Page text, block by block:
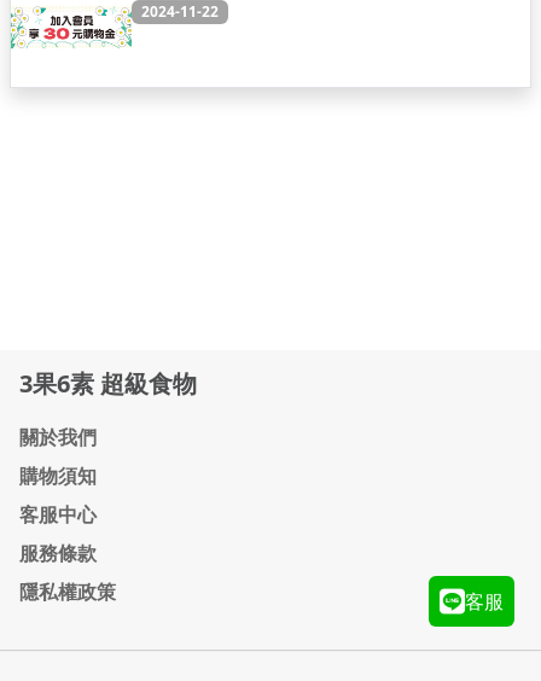
2024-11-22繼續閱讀
客服
3果6素 超級食物
關於我們
購物須知
客服中心
服務條款
隱私權政策